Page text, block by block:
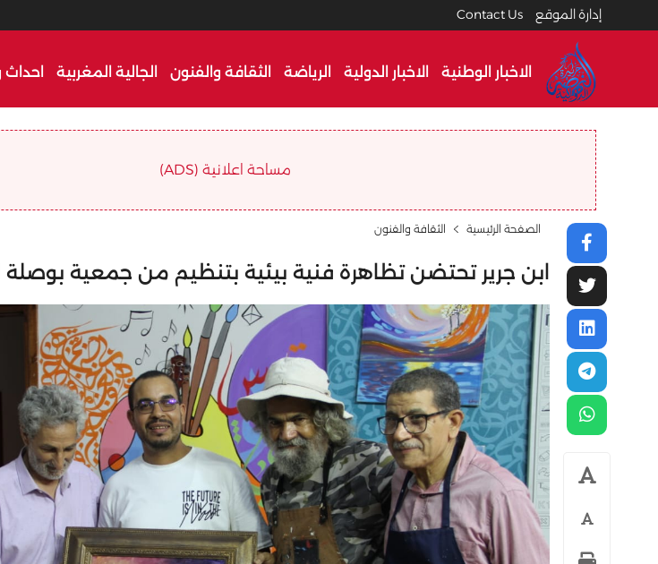
إدارة الموقع Contact Us
الاخبار الوطنية الاخبار الدولية الرياضة الثقافة والفنون الجالية المغربية
مساحة اعلانية (ADS)
الصفحة الرئيسية الثقافة والفنون
ابن جرير تحتضن تظاهرة فنية بيئية بتنظيم من جمعية بوصلة